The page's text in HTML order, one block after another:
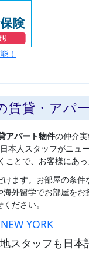
！
賃貸・アパ
アパート物件の仲介
本人スタッフがニュ
ことで、お客様にあ
けます。お部屋の条
外留学でお部屋を
ださい。
YORK
スタッフも日